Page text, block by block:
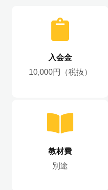
入会金
10,000円（税抜）
教材費
別途